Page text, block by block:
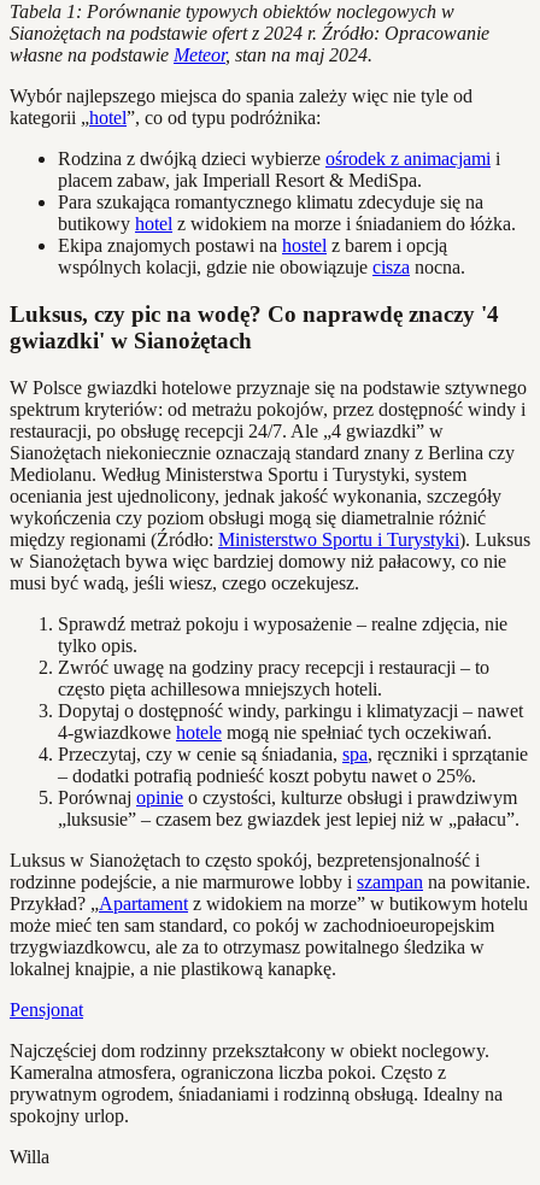
Tabela 1: Porównanie typowych obiektów noclegowych w
Sianożętach na podstawie ofert z 2024 r. Źródło: Opracowanie
własne na podstawie Meteor, stan na maj 2024.
Wybór najlepszego miejsca do spania zależy więc nie tyle od
kategorii „hotel”, co od typu podróżnika:
Rodzina z dwójką dzieci wybierze ośrodek z animacjami i
placem zabaw, jak Imperiall Resort & MediSpa.
Para szukająca romantycznego klimatu zdecyduje się na
butikowy hotel z widokiem na morze i śniadaniem do łóżka.
Ekipa znajomych postawi na hostel z barem i opcją
wspólnych kolacji, gdzie nie obowiązuje cisza nocna.
Luksus, czy pic na wodę? Co naprawdę znaczy '4
gwiazdki' w Sianożętach
W Polsce gwiazdki hotelowe przyznaje się na podstawie sztywnego
spektrum kryteriów: od metrażu pokojów, przez dostępność windy i
restauracji, po obsługę recepcji 24/7. Ale „4 gwiazdki” w
Sianożętach niekoniecznie oznaczają standard znany z Berlina czy
Mediolanu. Według Ministerstwa Sportu i Turystyki, system
oceniania jest ujednolicony, jednak jakość wykonania, szczegóły
wykończenia czy poziom obsługi mogą się diametralnie różnić
między regionami (Źródło: Ministerstwo Sportu i Turystyki). Luksus
w Sianożętach bywa więc bardziej domowy niż pałacowy, co nie
musi być wadą, jeśli wiesz, czego oczekujesz.
Sprawdź metraż pokoju i wyposażenie – realne zdjęcia, nie
tylko opis.
Zwróć uwagę na godziny pracy recepcji i restauracji – to
często pięta achillesowa mniejszych hoteli.
Dopytaj o dostępność windy, parkingu i klimatyzacji – nawet
4-gwiazdkowe hotele mogą nie spełniać tych oczekiwań.
Przeczytaj, czy w cenie są śniadania, spa, ręczniki i sprzątanie
– dodatki potrafią podnieść koszt pobytu nawet o 25%.
Porównaj opinie o czystości, kulturze obsługi i prawdziwym
„luksusie” – czasem bez gwiazdek jest lepiej niż w „pałacu”.
Luksus w Sianożętach to często spokój, bezpretensjonalność i
rodzinne podejście, a nie marmurowe lobby i szampan na powitanie.
Przykład? „Apartament z widokiem na morze” w butikowym hotelu
może mieć ten sam standard, co pokój w zachodnioeuropejskim
trzygwiazdkowcu, ale za to otrzymasz powitalnego śledzika w
lokalnej knajpie, a nie plastikową kanapkę.
Pensjonat
Najczęściej dom rodzinny przekształcony w obiekt noclegowy.
Kameralna atmosfera, ograniczona liczba pokoi. Często z
prywatnym ogrodem, śniadaniami i rodzinną obsługą. Idealny na
spokojny urlop.
Willa